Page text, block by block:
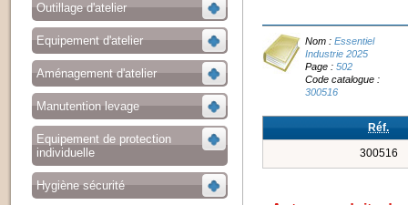
Outillage d'atelier
Equipement d'atelier
Aménagement d'atelier
Manutention levage
Equipement de protection
individuelle
Hygiène sécurité
Nom :Essentiel
Industrie 2025
Page :502
Code catalogue :
300516
Réf.
300516